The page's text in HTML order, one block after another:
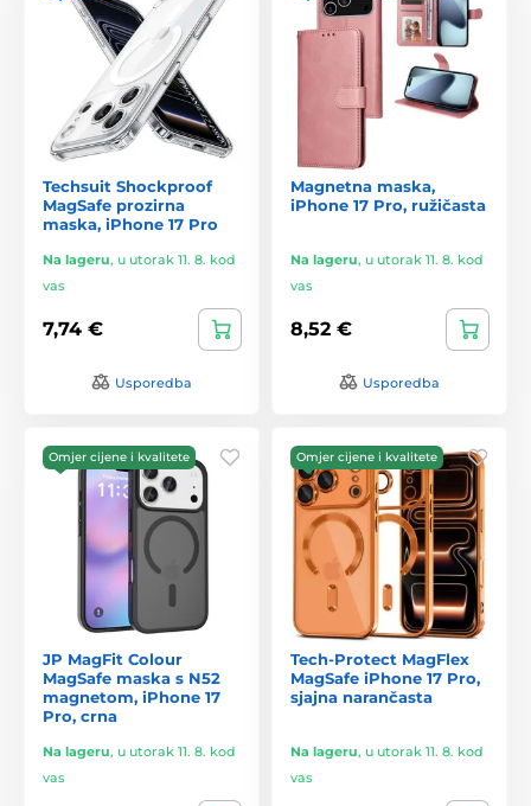
Techsuit Shockproof
MagSafe prozirna
maska, iPhone 17 Pro
Na lageru, u utorak 11. 8. kod
vas
7,74 €
Usporedba
Magnetna maska,
iPhone 17 Pro, ružičasta
Na lageru, u utorak 11. 8. kod
vas
8,52 €
Usporedba
Omjer cijene i kvalitete
JP MagFit Colour
MagSafe maska s N52
magnetom, iPhone 17
Pro, crna
Na lageru, u utorak 11. 8. kod
vas
Omjer cijene i kvalitete
Tech-Protect MagFlex
MagSafe iPhone 17 Pro,
sjajna narančasta
Na lageru, u utorak 11. 8. kod
vas